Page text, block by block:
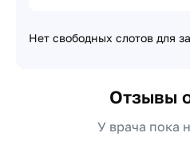
Нет свободных слотов для
Отзывы
У врача пока